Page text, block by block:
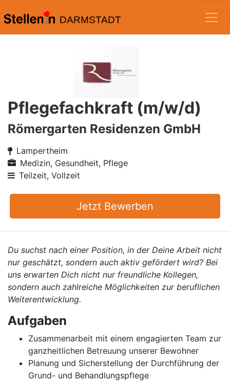
DARMSTADT
Pflegefachkraft (m/w/d)
Römergarten Residenzen GmbH
Lampertheim
Medizin, Gesundheit, Pflege
Teilzeit, Vollzeit
Jetzt Bewerben
Du suchst nach einer Position, in der Deine Arbeit nicht
nur geschätzt, sondern auch aktiv gefördert wird? Bei
uns erwarten Dich nicht nur freundliche Kollegen,
sondern auch zahlreiche Möglichkeiten zur beruflichen
Weiterentwicklung.
Aufgaben
Zusammenarbeit mit einem engagierten Team zur
ganzheitlichen Betreuung unserer Bewohner
Planung und Sicherstellung der Durchführung der
Grund- und Behandlungspflege